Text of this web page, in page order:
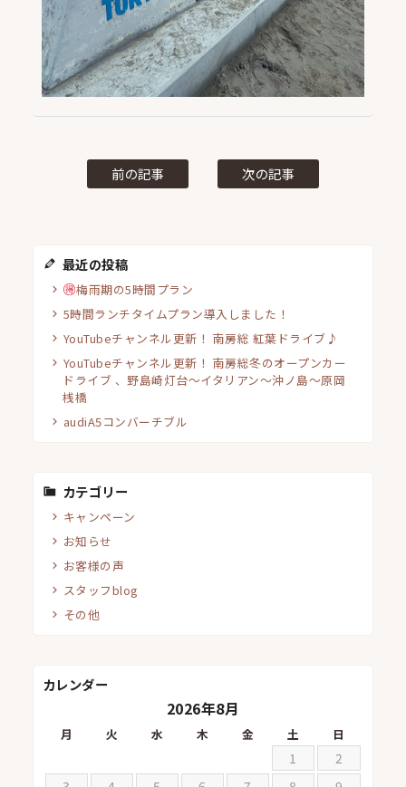
前の記事 次の記事
最近の投稿
梅雨期の5時間プラン
5時間ランチタイムプラン導入しました！
YouTubeチャンネル更新！ 南房総 紅葉ドライブ♪
YouTubeチャンネル更新！ 南房総冬のオープンカー
ドライブ 、野島崎灯台〜イタリアン〜沖ノ島〜原岡
桟橋
audiA5コンバーチブル
カテゴリー
キャンペーン
お知らせ
お客様の声
スタッフblog
その他
カレンダー
2026年8月
月 火 水 木 金 土 日
1
2